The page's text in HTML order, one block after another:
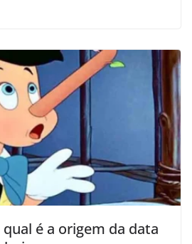
é a origem da data